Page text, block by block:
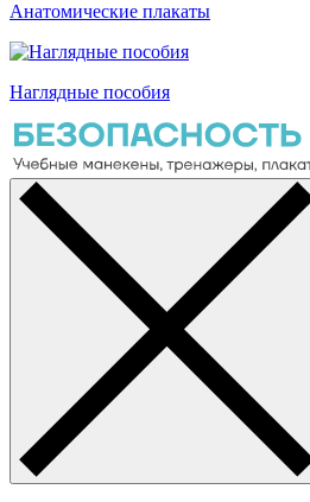
Анатомические плакаты
Наглядные пособия